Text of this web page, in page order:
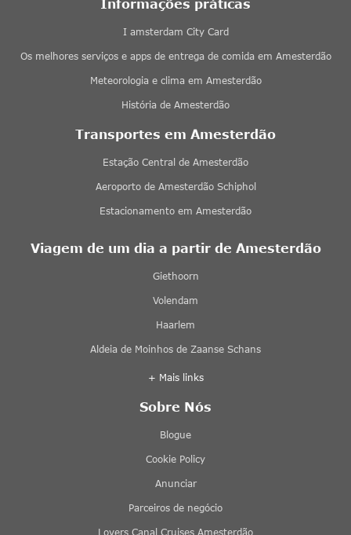
Informações práticas
I amsterdam City Card
Os melhores serviços e apps de entrega de comida em Amesterdão
Meteorologia e clima em Amesterdão
História de Amesterdão
Transportes em Amesterdão
Estação Central de Amesterdão
Aeroporto de Amesterdão Schiphol
Estacionamento em Amesterdão
Viagem de um dia a partir de Amesterdão
Giethoorn
Volendam
Haarlem
Aldeia de Moinhos de Zaanse Schans
+ Mais links
Sobre Nós
Blogue
Cookie Policy
Anunciar
Parceiros de negócio
Lovers Canal Cruises Amesterdão